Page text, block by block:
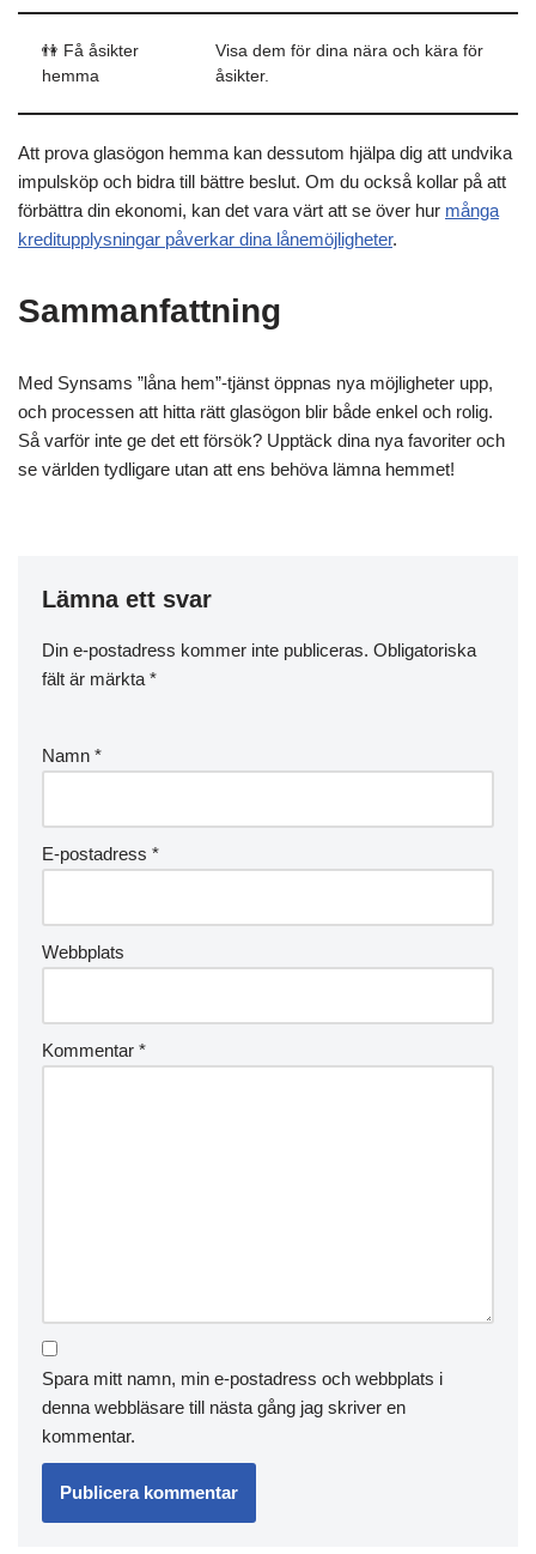
👫 Få åsikter
hemma
Visa dem för dina nära och kära för
åsikter.
Att prova glasögon hemma kan dessutom hjälpa dig att undvika
impulsköp och bidra till bättre beslut. Om du också kollar på att
förbättra din ekonomi, kan det vara värt att se över hur många
kreditupplysningar påverkar dina lånemöjligheter.
Sammanfattning
Med Synsams ”låna hem”-tjänst öppnas nya möjligheter upp,
och processen att hitta rätt glasögon blir både enkel och rolig.
Så varför inte ge det ett försök? Upptäck dina nya favoriter och
se världen tydligare utan att ens behöva lämna hemmet!
Lämna ett svar
Din e-postadress kommer inte publiceras. Obligatoriska
fält är märkta *
Namn *
E-postadress *
Webbplats
Kommentar *
Spara mitt namn, min e-postadress och webbplats i
denna webbläsare till nästa gång jag skriver en
kommentar.